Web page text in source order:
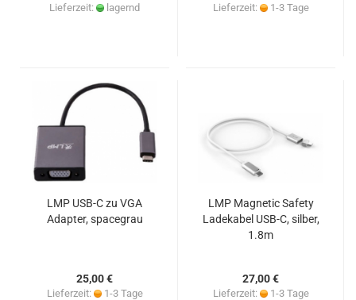
Lieferzeit: lagernd Lieferzeit: 1-3 Tage
LMP USB-C zu VGA
Adapter, spacegrau
25,00 €
Lieferzeit: 1-3 Tage
LMP Magnetic Safety
Ladekabel USB-C, silber,
1.8m
27,00 €
Lieferzeit: 1-3 Tage